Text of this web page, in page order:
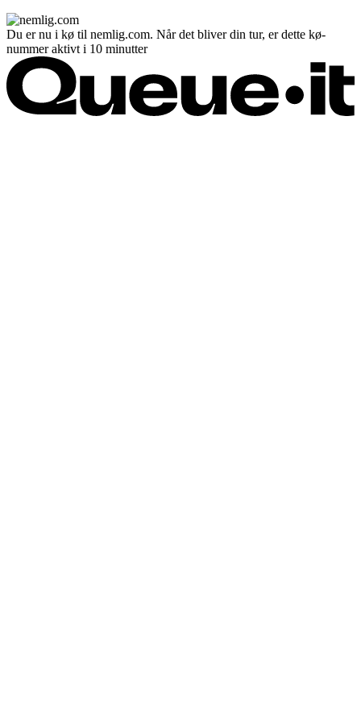
Du er nu i kø til nemlig.com. Når det bliver din tur, er dette kø-
nummer aktivt i 10 minutter